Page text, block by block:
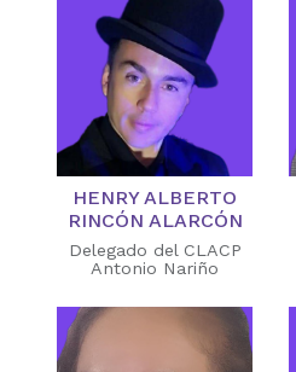
HENRY ALBERTO
RINCÓN ALARCÓN
Delegado del CLACP
Antonio Nariño